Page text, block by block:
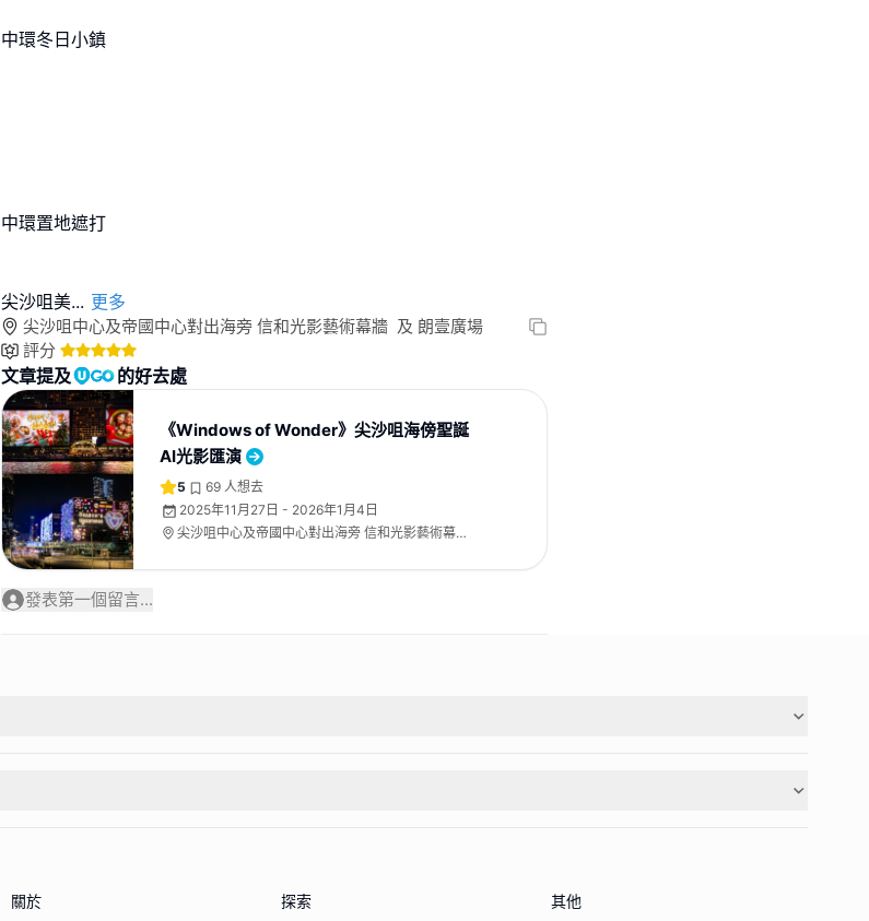
中環冬日小鎮
中環置地遮打
尖沙咀美... 更多
尖沙咀中心及帝國中心對出海旁 信和光影藝術幕牆 及 朗壹廣場
評分
文章提及 的好去處
《Windows of Wonder》尖沙咀海傍聖誕
AI光影匯演
5 69 人想去
2025年11月27日 - 2026年1月4日
尖沙咀中心及帝國中心對出海旁 信和光影藝術幕
發表第一個留言...
關於 探索 其他